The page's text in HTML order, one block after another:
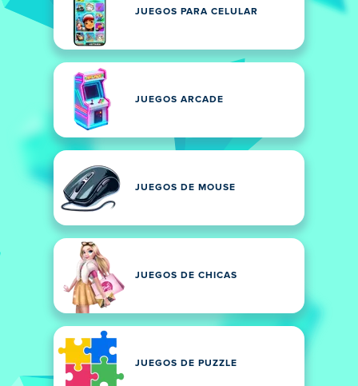
JUEGOS PARA CELULAR
JUEGOS ARCADE
JUEGOS DE MOUSE
JUEGOS DE CHICAS
JUEGOS DE PUZZLE